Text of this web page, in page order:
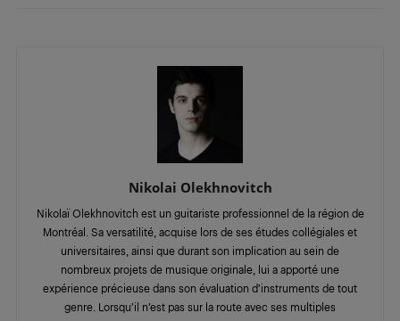
Nikolai Olekhnovitch
Nikolaï Olekhnovitch est un guitariste professionnel de la région de
Montréal. Sa versatilité, acquise lors de ses études collégiales et
universitaires, ainsi que durant son implication au sein de
nombreux projets de musique originale, lui a apporté une
expérience précieuse dans son évaluation d’instruments de tout
genre. Lorsqu’il n’est pas sur la route avec ses multiples